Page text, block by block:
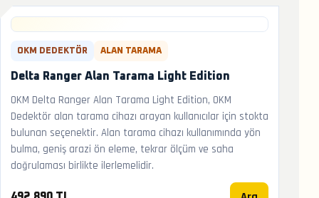
OKM DEDEKTÖR ALAN TARAMA
Delta Ranger Alan Tarama Light Edition
OKM Delta Ranger Alan Tarama Light Edition, OKM
Dedektör alan tarama cihazı arayan kullanıcılar için stokta
bulunan seçenektir. Alan tarama cihazı kullanımında yön
bulma, geniş arazi ön eleme, tekrar ölçüm ve saha
doğrulaması birlikte ilerlemelidir.